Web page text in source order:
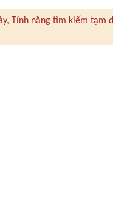
Tính năng tìm kiếm